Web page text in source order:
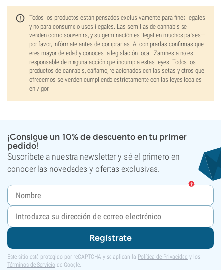
Todos los productos están pensados exclusivamente para fines legales
y no para consumo o usos ilegales. Las semillas de cannabis se
venden como souvenirs, y su germinación es ilegal en muchos países—
por favor, infórmate antes de comprarlas. Al comprarlas confirmas que
eres mayor de edad y conoces la legislación local. Zamnesia no es
responsable de ninguna acción que incumpla estas leyes. Todos los
productos de cannabis, cáñamo, relacionados con las setas y otros que
ofrecemos se venden cumpliendo estrictamente con las leyes locales
en vigor.
¡Consigue un 10% de descuento en tu primer
pedido!
Suscríbete a nuestra newsletter y sé el primero en
conocer las novedades y ofertas exclusivas.
Regístrate
Este sitio está protegido por reCAPTCHA y se aplican la Política de Privacidad y los
Términos de Servicio de Google.